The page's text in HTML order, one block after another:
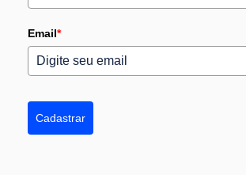
Email*
Cadastrar